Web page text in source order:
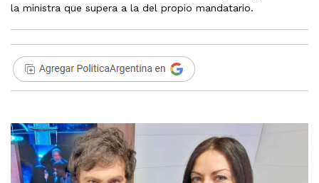
la ministra que supera a la del propio mandatario.